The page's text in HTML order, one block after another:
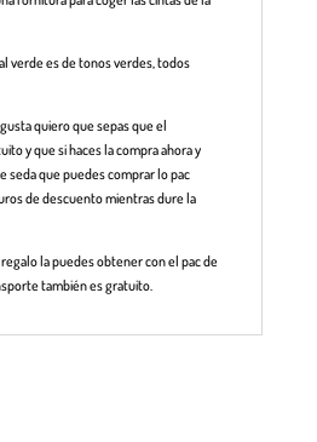
verde es de tonos verdes, todos
quiero que sepas que el
y que si haces la compra ahora y
seda que puedes comprar lo pac
de descuento mientras dure la
la puedes obtener con el pac de
también es gratuito.